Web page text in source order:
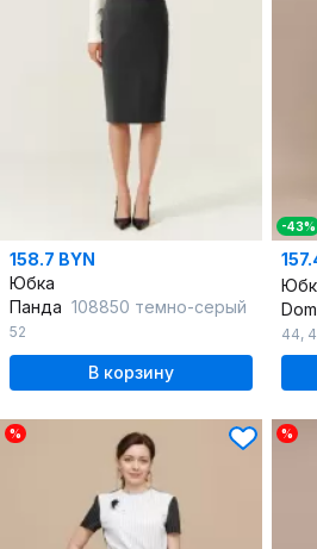
158.7 BYN
Юбка
Панда 108850 темно-серый
52
В корзину
-43%
44,
% %